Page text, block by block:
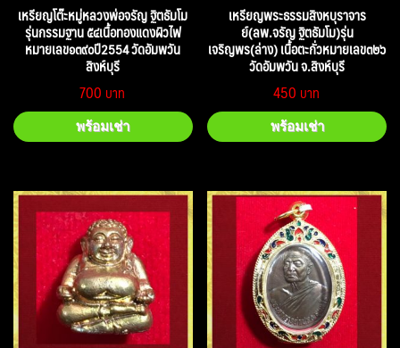
เหรียญโต๊ะหมู่หลวงพ่อจรัญ ฐิตธัมโม
รุ่นกรรมฐาน ๕๔เนื้อทองแดงผิวไฟ
หมายเลข๑๓๙๐ปี2554 วัดอัมพวัน
สิงห์บุรี
700
พร้อมเช่า
เหรียญพระธรรมสิงหบุราจาร
ย์(ลพ.จรัญ ฐิตธัมโม)รุ่น
เจริญพร(ล่าง) เนื้อตะกั่วหมายเลข๓๒๖
วัดอัมพวัน จ.สิงห์บุรี
450
พร้อมเช่า